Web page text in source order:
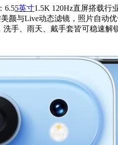
6.55英寸1.5K 120Hz直屏搭载行
与Live动态滤镜，照片自动
手、雨天、戴手套皆可稳速解